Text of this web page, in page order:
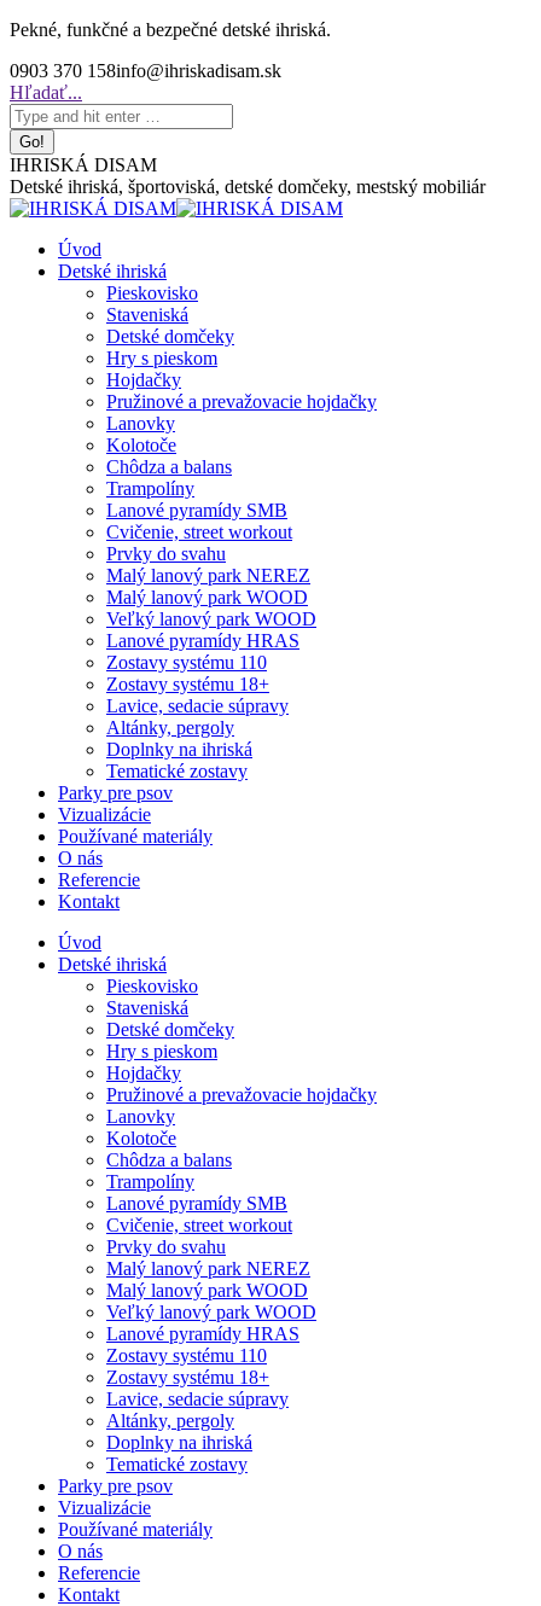
Skip
content
Pekné, funkčné a bezpečné detské ihriská.
0903 370 158info@ihriskadisam.sk
Search:
Hľadať...
IHRISKÁ DISAM
Detské ihriská, športoviská, detské domčeky, mestský mobiliár
Úvod
Detské ihriská
Pieskovisko
Staveniská
Detské domčeky
Hry s pieskom
Hojdačky
Pružinové a prevažovacie hojdačky
Lanovky
Kolotoče
Chôdza a balans
Trampolíny
Lanové pyramídy SMB
Cvičenie, street workout
Prvky do svahu
Malý lanový park NEREZ
Malý lanový park WOOD
Veľký lanový park WOOD
Lanové pyramídy HRAS
Zostavy systému 110
Zostavy systému 18+
Lavice, sedacie súpravy
Altánky, pergoly
Doplnky na ihriská
Tematické zostavy
Parky pre psov
Vizualizácie
Používané materiály
O nás
Referencie
Kontakt
Úvod
Detské ihriská
Pieskovisko
Staveniská
Detské domčeky
Hry s pieskom
Hojdačky
Pružinové a prevažovacie hojdačky
Lanovky
Kolotoče
Chôdza a balans
Trampolíny
Lanové pyramídy SMB
Cvičenie, street workout
Prvky do svahu
Malý lanový park NEREZ
Malý lanový park WOOD
Veľký lanový park WOOD
Lanové pyramídy HRAS
Zostavy systému 110
Zostavy systému 18+
Lavice, sedacie súpravy
Altánky, pergoly
Doplnky na ihriská
Tematické zostavy
Parky pre psov
Vizualizácie
Používané materiály
O nás
Referencie
Kontakt